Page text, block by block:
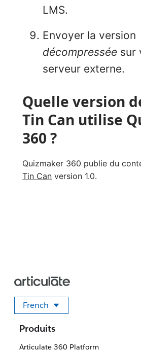
LMS.
Envoyer la version
décompressée sur
serveur externe.
Quelle version
Tin Can utilise
360 ?
Quizmaker 360 publie du
Tin Can version 1.0.
French
Sélectionner votre langue
Produits
Articulate 360 Platform